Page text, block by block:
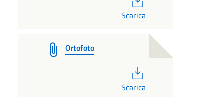
Scarica
Ortofoto
Scarica